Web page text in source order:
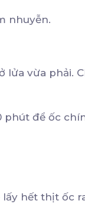
nhuyễn.
lửa vừa phải.
phút để ốc
hết thịt ốc